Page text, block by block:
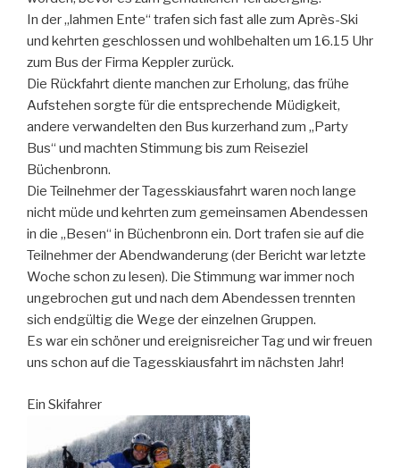
In der „lahmen Ente“ trafen sich fast alle zum Après-Ski
und kehrten geschlossen und wohlbehalten um 16.15 Uhr
zum Bus der Firma Keppler zurück.
Die Rückfahrt diente manchen zur Erholung, das frühe
Aufstehen sorgte für die entsprechende Müdigkeit,
andere verwandelten den Bus kurzerhand zum „Party
Bus“ und machten Stimmung bis zum Reiseziel
Büchenbronn.
Die Teilnehmer der Tagesskiausfahrt waren noch lange
nicht müde und kehrten zum gemeinsamen Abendessen
in die „Besen“ in Büchenbronn ein. Dort trafen sie auf die
Teilnehmer der Abendwanderung (der Bericht war letzte
Woche schon zu lesen). Die Stimmung war immer noch
ungebrochen gut und nach dem Abendessen trennten
sich endgültig die Wege der einzelnen Gruppen.
Es war ein schöner und ereignisreicher Tag und wir freuen
uns schon auf die Tagesskiausfahrt im nächsten Jahr!
Ein Skifahrer